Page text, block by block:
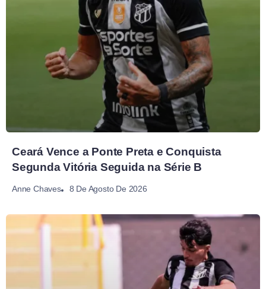
Ceará Vence a Ponte Preta e Conquista
Segunda Vitória Seguida na Série B
Anne Chaves 8 De Agosto De 2026